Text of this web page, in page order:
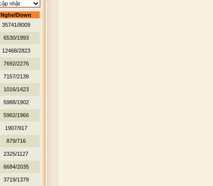
Nghe/Down
35741/8009
6530/1993
12468/2823
7692/2276
7157/2139
1016/1423
5988/1902
5962/1966
1907/917
879/716
2325/1127
6684/2035
3719/1379